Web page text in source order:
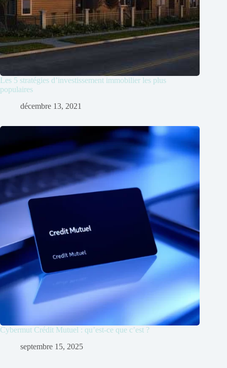
Les 5 stratégies d’investissement immobilier les plus
populaires
décembre 13, 2021
Cybermut Crédit Mutuel : qu’est-ce que c’est ?
septembre 15, 2025